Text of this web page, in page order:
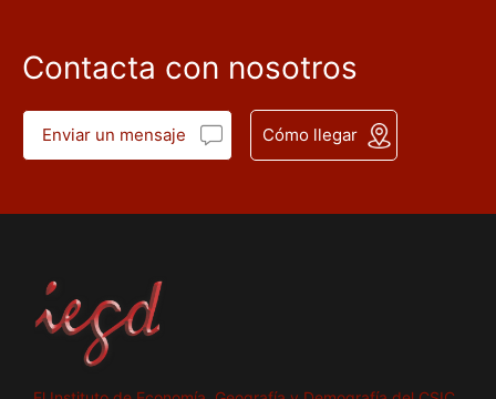
Contacta con nosotros
Enviar un mensaje Cómo llegar